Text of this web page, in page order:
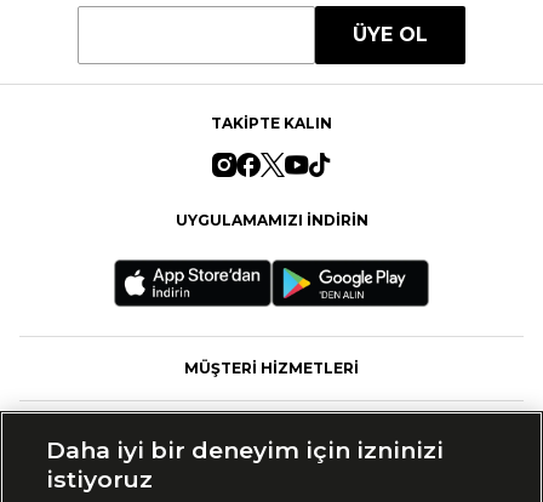
ÜYE OL
TAKİPTE KALIN
UYGULAMAMIZI İNDİRİN
MÜŞTERİ HİZMETLERİ
Daha iyi bir deneyim için izninizi
istiyoruz